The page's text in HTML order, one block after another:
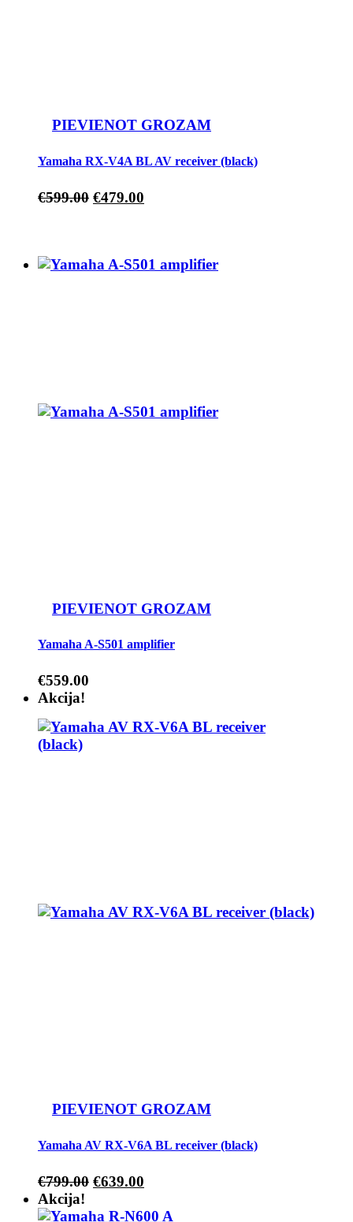
PIEVIENOT GROZAM
Yamaha RX-V4A BL AV receiver (black)
€599.00 €479.00
PIEVIENOT GROZAM
Yamaha A-S501 amplifier
€559.00
Akcija!
PIEVIENOT GROZAM
Yamaha AV RX-V6A BL receiver (black)
€799.00 €639.00
Akcija!